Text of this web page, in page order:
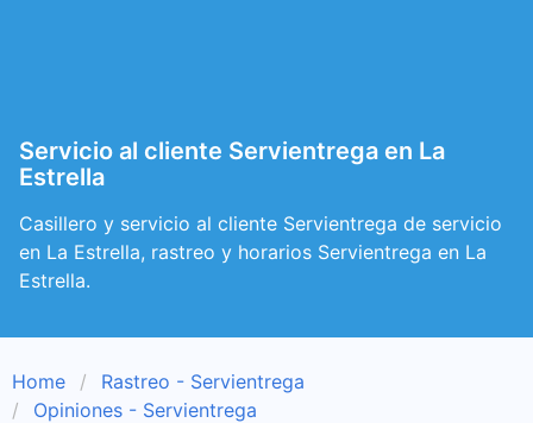
Servicio al cliente Servientrega en La
Estrella
Casillero y servicio al cliente Servientrega de servicio
en La Estrella, rastreo y horarios Servientrega en La
Estrella.
Home
Rastreo - Servientrega
Opiniones - Servientrega